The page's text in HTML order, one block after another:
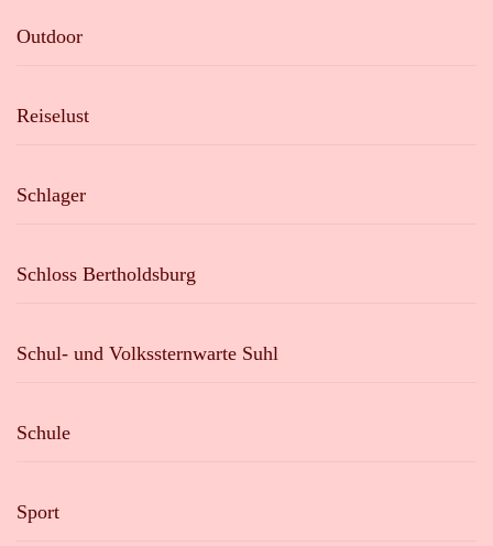
Outdoor
Reiselust
Schlager
Schloss Bertholdsburg
Schul- und Volkssternwarte Suhl
Schule
Sport